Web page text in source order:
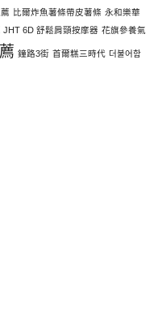
比爾炸魚薯條帶皮薯條 永和樂華
JHT 6D 舒鬆肩頸按摩器 花旗參養氣
鐘路3街 首爾糕三時代 더불어함